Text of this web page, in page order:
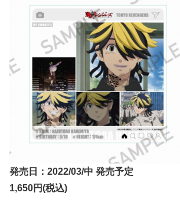
発売日：2022/03/中 発売予定
1,650円(税込)